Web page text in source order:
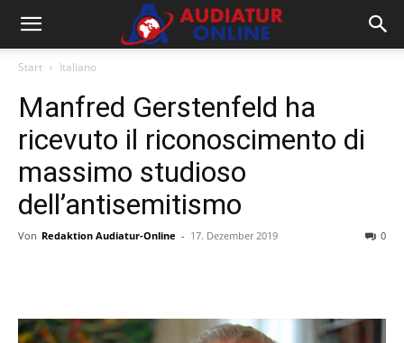
Start Italiano
Manfred Gerstenfeld ha
ricevuto il riconoscimento di
massimo studioso
dell’antisemitismo
Von Redaktion Audiatur-Online - 17. Dezember 2019 0